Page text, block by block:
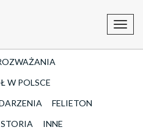
W POLSCE
FELIETON
INNE